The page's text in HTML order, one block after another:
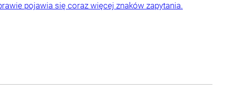
pojawia się coraz więcej znaków zapytania.